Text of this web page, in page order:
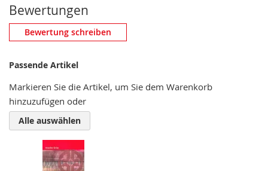
Bewertungen
Eigene Bewertung schreiben
Nickname
Zusammenfassung
Bewertung
Bewertung schreiben
Passende Artikel
Markieren Sie die Artikel, um Sie dem Warenkorb
hinzuzufügen oder
Alle auswählen